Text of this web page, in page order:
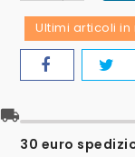
Ultimi articoli
local_shipping
30 euro